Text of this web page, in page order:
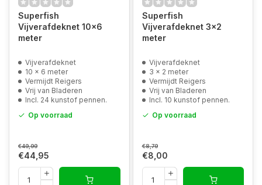
Superfish
Vijverafdeknet 10x6
meter
Vijverafdeknet
10 x 6 meter
Vermijdt Reigers
Vrij van Bladeren
Incl. 24 kunstof pennen.
Op voorraad
€49,99
€44,95
Superfish
Vijverafdeknet 3x2
meter
Vijverafdeknet
3 x 2 meter
Vermijdt Reigers
Vrij van Bladeren
Incl. 10 kunstof pennen.
Op voorraad
€8,79
€8,00